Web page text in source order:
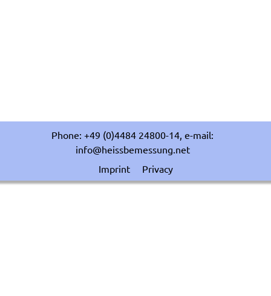
Phone: +49 (0)4484 24800-14, e-mail:
info@heissbemessung.net
Imprint
Privacy